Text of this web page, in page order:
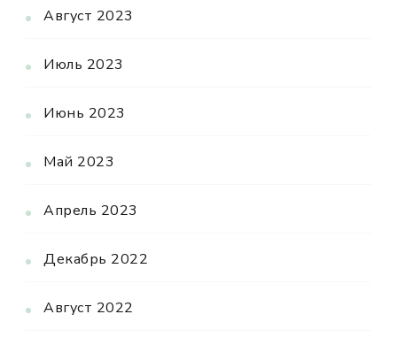
Август 2023
Июль 2023
Июнь 2023
Май 2023
Апрель 2023
Декабрь 2022
Август 2022